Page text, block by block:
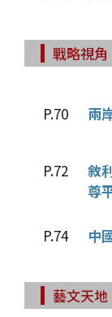
戰略視角
P.70 兩
P.72
敘
尊
P.74 中
藝文天地